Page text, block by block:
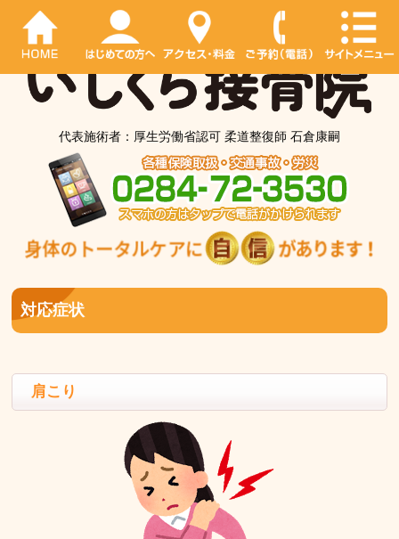
代表施術者：厚生労働省認可 柔道整復師 石倉康嗣
対応症状
肩こり